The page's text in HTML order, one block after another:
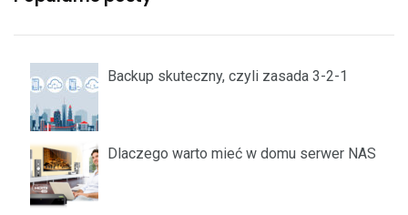
Backup skuteczny, czyli zasada 3-2-1
Dlaczego warto mieć w domu serwer NAS